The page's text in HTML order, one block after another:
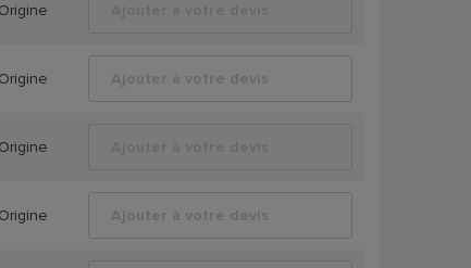
Origine
Origine Ajouter à votre devis
Origine
Origine Ajouter à votre devis